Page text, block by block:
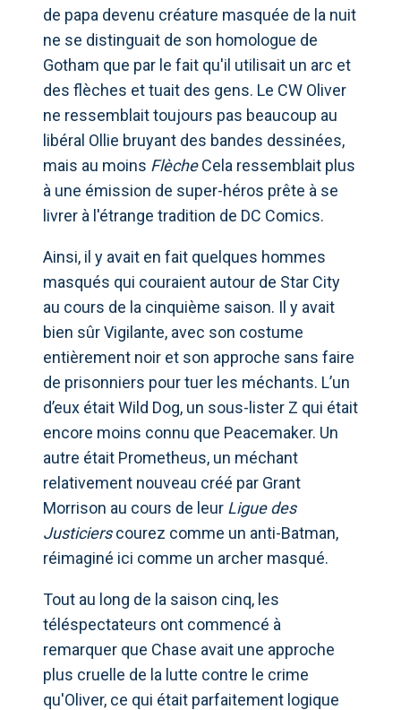
de papa devenu créature masquée de la nuit
ne se distinguait de son homologue de
Gotham que par le fait qu'il utilisait un arc et
des flèches et tuait des gens. Le CW Oliver
ne ressemblait toujours pas beaucoup au
libéral Ollie bruyant des bandes dessinées,
mais au moins FlècheCela ressemblait plus
à une émission de super-héros prête à se
livrer à l'étrange tradition de DC Comics.
Ainsi, il y avait en fait quelques hommes
masqués qui couraient autour de Star City
au cours de la cinquième saison. Il y avait
bien sûr Vigilante, avec son costume
entièrement noir et son approche sans faire
de prisonniers pour tuer les méchants. L’un
d’eux était Wild Dog, un sous-lister Z qui était
encore moins connu que Peacemaker. Un
autre était Prometheus, un méchant
relativement nouveau créé par Grant
Morrison au cours de leur Ligue des
Justicierscourez comme un anti-Batman,
réimaginé ici comme un archer masqué.
Tout au long de la saison cinq, les
téléspectateurs ont commencé à
remarquer que Chase avait une approche
plus cruelle de la lutte contre le crime
qu'Oliver, ce qui était parfaitement logique